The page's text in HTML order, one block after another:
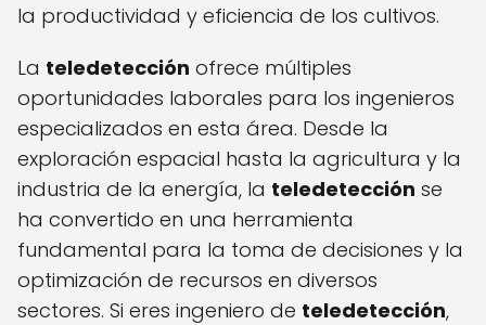
la productividad y eficiencia de los cultivos.
La teledetección ofrece múltiples
oportunidades laborales para los ingenieros
especializados en esta área. Desde la
exploración espacial hasta la agricultura y la
industria de la energía, la teledetección se
ha convertido en una herramienta
fundamental para la toma de decisiones y la
optimización de recursos en diversos
sectores. Si eres ingeniero de teledetección,